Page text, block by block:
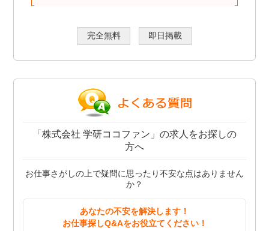
完全無料 即日掲載
「株式会社 学研ココファン」の求人をお探しの
方へ
お仕事さがしの上で疑問に思ったり不安な点はありません
か？
あなたの不安を解決します！
お仕事探しQ&Aをお役立てください！